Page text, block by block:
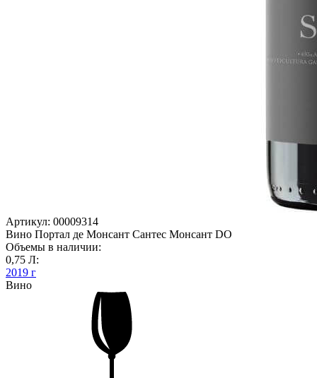
Артикул: 00009314
Вино Портал де Монсант Сантес Монсант DO
Объемы в наличии:
0,75 Л:
2019 г
Вино